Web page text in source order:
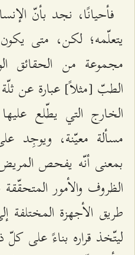
فأحيانًا، نجد بأنّ
يتعلّمه؛ لكن، متى
مجموعة من الحقائق
الطبّ [مثلاً] عبارة عن
الخارج التي يطّلع
مسألة معيّنة، ويوجِد
بمعنى أنّه يفحص
الظروف والأمور
طريق الأجهزة
ليتّخذ قراره بناءً على